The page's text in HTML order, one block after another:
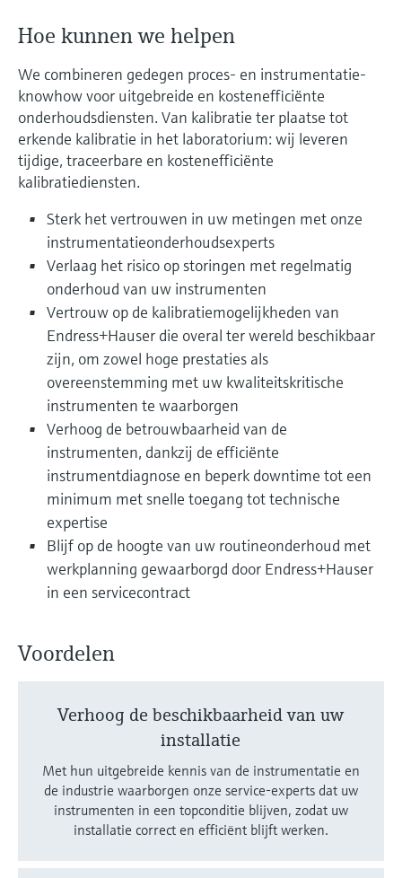
Find product-specific information and
Spare parts finder
Find spare parts by product root, order code,
or serial number
Memosens technology
Alles winkelen
besluitvormingsniveau
Hoe kunnen we helpen
We combineren gedegen proces- en instrumentatie-
knowhow voor uitgebreide en kostenefficiënte
onderhoudsdiensten. Van kalibratie ter plaatse tot
erkende kalibratie in het laboratorium: wij leveren
tijdige, traceerbare en kostenefficiënte
kalibratiediensten.
Sterk het vertrouwen in uw metingen met onze
instrumentatieonderhoudsexperts
Verlaag het risico op storingen met regelmatig
onderhoud van uw instrumenten
Vertrouw op de kalibratiemogelijkheden van
Endress+Hauser die overal ter wereld beschikbaar
zijn, om zowel hoge prestaties als
overeenstemming met uw kwaliteitskritische
instrumenten te waarborgen
Verhoog de betrouwbaarheid van de
instrumenten, dankzij de efficiënte
instrumentdiagnose en beperk downtime tot een
minimum met snelle toegang tot technische
expertise
Blijf op de hoogte van uw routineonderhoud met
werkplanning gewaarborgd door Endress+Hauser
in een servicecontract
Voordelen
Verhoog de beschikbaarheid van uw
installatie
Met hun uitgebreide kennis van de instrumentatie en
de industrie waarborgen onze service-experts dat uw
instrumenten in een topconditie blijven, zodat uw
installatie correct en efficiënt blijft werken.